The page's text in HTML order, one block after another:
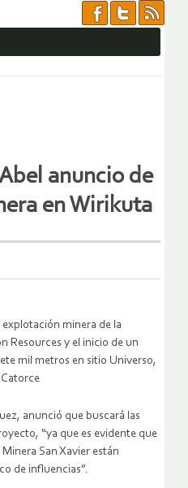
anuncio de
en Wirikuta
minera de la
Resources y el inicio de un
mil metros en sitio Universo,
Catorce
anunció que buscará las
“ya que es evidente que
San Xavier están
de influencias”.